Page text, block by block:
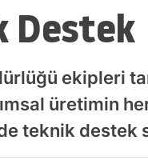
Ankara
Antalya
Artvin
Aydın
Destek
ekipleri
üretimin
teknik destek